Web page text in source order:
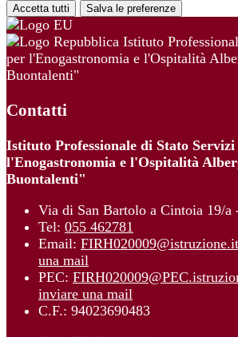
Accetta tutti Salva le preferenze
Istituto
per l'Enogastronomia e l'Ospitalità
Buontalenti"
Contatti
Istituto Professionale di Stato
l'Enogastronomia e l'Ospitalità
Buontalenti"
Via di San Bartolo a Cintoia 19/a
Tel: 055 462781
Email: FIRH020009@istruzione.it
una mail
PEC:
inviare una mail
C.F.: 94023690483